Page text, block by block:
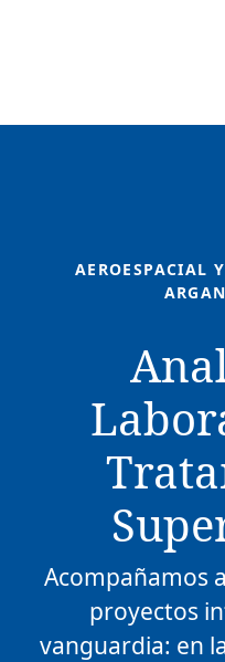
AEROESPACIAL
Acompañamos
proyectos
vanguardia: en